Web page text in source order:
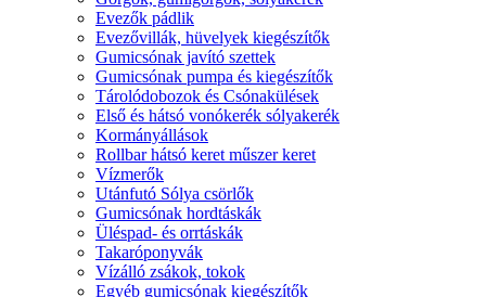
Evezők pádlik
Evezővillák, hüvelyek kiegészítők
Gumicsónak javító szettek
Gumicsónak pumpa és kiegészítők
Tárolódobozok és Csónakülések
Első és hátsó vonókerék sólyakerék
Kormányállások
Rollbar hátsó keret műszer keret
Vízmerők
Utánfutó Sólya csörlők
Gumicsónak hordtáskák
Üléspad- és orrtáskák
Takaróponyvák
Vízálló zsákok, tokok
Egyéb gumicsónak kiegészítők